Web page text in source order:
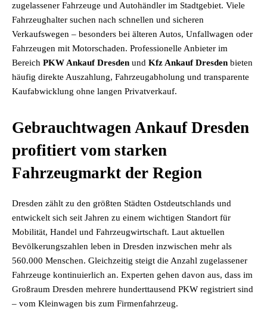
zugelassener Fahrzeuge und Autohändler im Stadtgebiet. Viele
Fahrzeughalter suchen nach schnellen und sicheren
Verkaufswegen – besonders bei älteren Autos, Unfallwagen oder
Fahrzeugen mit Motorschaden. Professionelle Anbieter im
Bereich PKW Ankauf Dresden und Kfz Ankauf Dresden bieten
häufig direkte Auszahlung, Fahrzeugabholung und transparente
Kaufabwicklung ohne langen Privatverkauf.
Gebrauchtwagen Ankauf Dresden
profitiert vom starken
Fahrzeugmarkt der Region
Dresden zählt zu den größten Städten Ostdeutschlands und
entwickelt sich seit Jahren zu einem wichtigen Standort für
Mobilität, Handel und Fahrzeugwirtschaft. Laut aktuellen
Bevölkerungszahlen leben in Dresden inzwischen mehr als
560.000 Menschen. Gleichzeitig steigt die Anzahl zugelassener
Fahrzeuge kontinuierlich an. Experten gehen davon aus, dass im
Großraum Dresden mehrere hunderttausend PKW registriert sind
– vom Kleinwagen bis zum Firmenfahrzeug.